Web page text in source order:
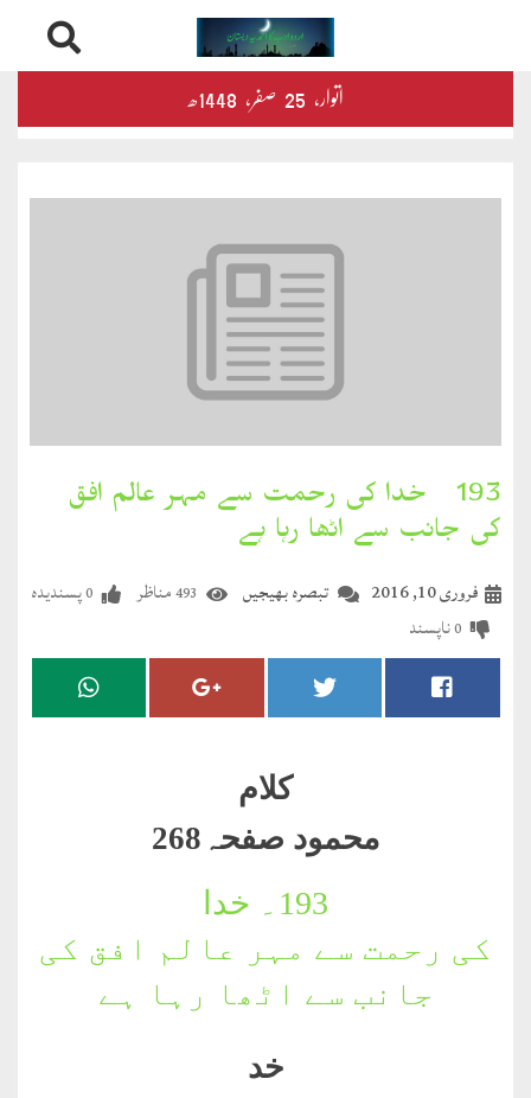
to
اتوار‬‮، 25 صفر‬،
محمود
بخارِدل
کلام
مضطرؔ
دستِ
دعا
193۔ خدا کی رحمت سے مہر عالم افق
کی جانب سے اٹھا رہا ہے
تبصرہ بھیجیں فروری 10, 2016 493مناظر 0پسندیدہ
0ناپسند
کلام
محمود صفحہ268
193۔
خدا
کی رحمت سے مہر عالم افق کی
جانب سے اٹھا رہا ہے
خد